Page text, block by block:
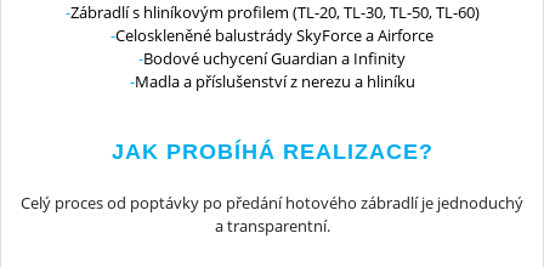
Zábradlí s hliníkovým profilem (TL-20, TL-30, TL-50, TL-60)
Celoskleněné balustrády SkyForce a Airforce
Bodové uchycení Guardian a Infinity
Madla a příslušenství z nerezu a hliníku
JAK PROBÍHÁ REALIZACE?
Celý proces od poptávky po předání hotového zábradlí je jednoduchý
a transparentní.